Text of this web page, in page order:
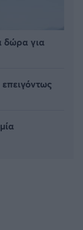
δώρα για
επειγόντως